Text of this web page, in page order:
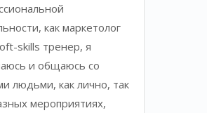
как маркетолог
skills тренер, я
и общаюсь со
людьми, как лично, так
мероприятиях,